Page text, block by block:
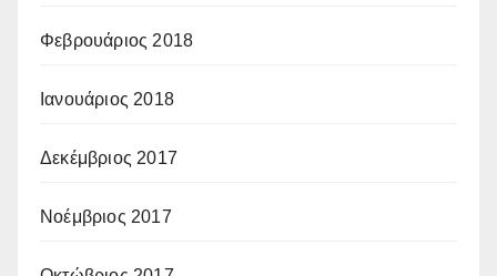
Φεβρουάριος 2018
Ιανουάριος 2018
Δεκέμβριος 2017
Νοέμβριος 2017